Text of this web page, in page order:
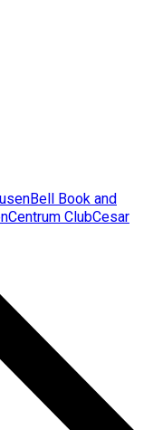
Bell Book and
Centrum ClubCesar